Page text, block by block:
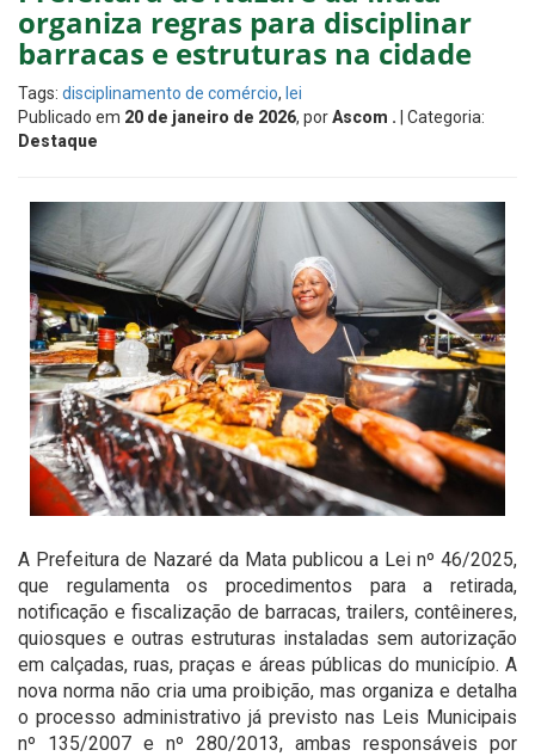
organiza regras para disciplinar
barracas e estruturas na cidade
Tags: disciplinamento de comércio, lei
Publicado em 20 de janeiro de 2026, porAscom . | Categoria:
Destaque
A Prefeitura de Nazaré da Mata publicou a Lei nº 46/2025,
que regulamenta os procedimentos para a retirada,
notificação e fiscalização de barracas, trailers, contêineres,
quiosques e outras estruturas instaladas sem autorização
em calçadas, ruas, praças e áreas públicas do município. A
nova norma não cria uma proibição, mas organiza e detalha
o processo administrativo já previsto nas Leis Municipais
nº 135/2007 e nº 280/2013, ambas responsáveis por